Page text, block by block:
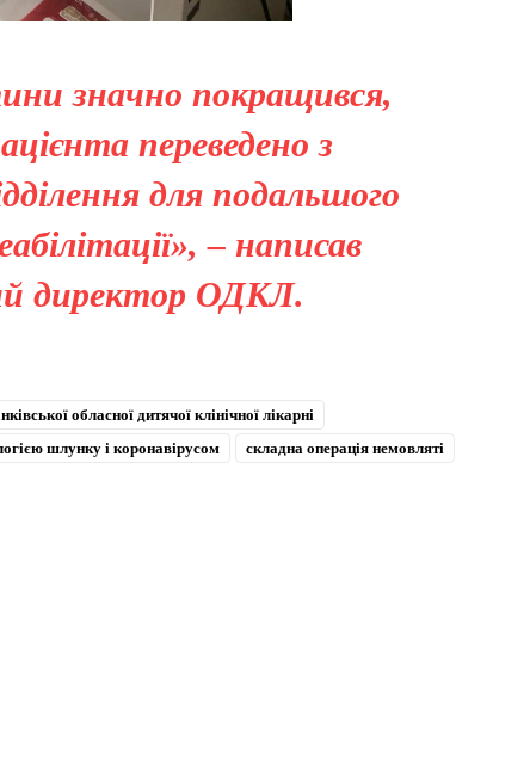
значно покращився,
переведено з
для подальшого
– написав
директор ОДКЛ.
обласної дитячої клінічної лікарні
шлунку і коронавірусом
складна операція немовляті